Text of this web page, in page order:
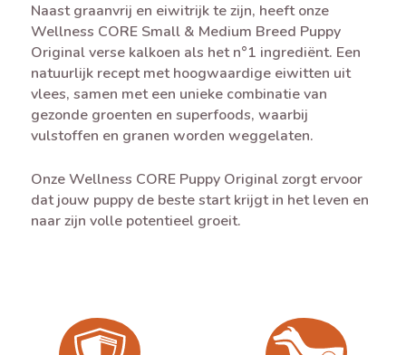
Naast graanvrij en eiwitrijk te zijn, heeft onze
Wellness CORE Small & Medium Breed Puppy
Original verse kalkoen als het n°1 ingrediënt. Een
natuurlijk recept met hoogwaardige eiwitten uit
vlees, samen met een unieke combinatie van
gezonde groenten en superfoods, waarbij
vulstoffen en granen worden weggelaten.
Onze Wellness CORE Puppy Original zorgt ervoor
dat jouw puppy de beste start krijgt in het leven en
naar zijn volle potentieel groeit.